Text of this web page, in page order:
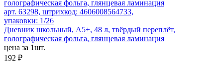
арт. 63298, штрихкод: 4606008564733,
упаковки: 1/26
Дневник школьный, А5+, 48 л, твёрдый переплёт,
голографическая фольга, глянцевая ламинация
цена за 1шт.
192 ₽